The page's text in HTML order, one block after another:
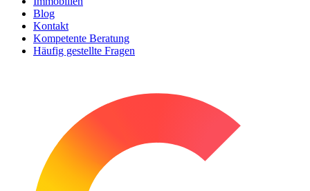
Blog
Kontakt
Kompetente Beratung
Häufig gestellte Fragen